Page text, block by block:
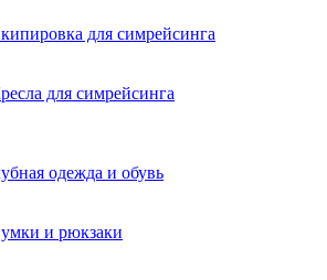
для симрейсинга
для симрейсинга
одежда и обувь
и рюкзаки